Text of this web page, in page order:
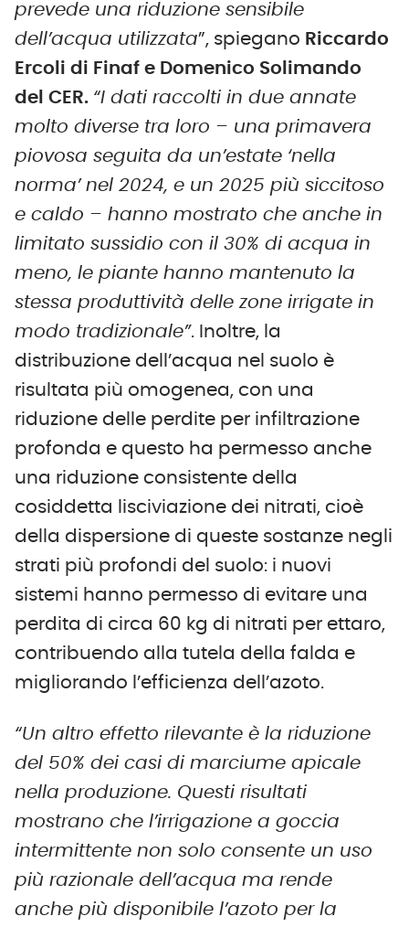
prevede una riduzione sensibile
dell’acqua utilizzata”, spiegano Riccardo
Ercoli di Finaf e Domenico Solimando
del CER. “I dati raccolti in due annate
molto diverse tra loro – una primavera
piovosa seguita da un’estate ‘nella
norma’ nel 2024, e un 2025 più siccitoso
e caldo – hanno mostrato che anche in
limitato sussidio con il 30% di acqua in
meno, le piante hanno mantenuto la
stessa produttività delle zone irrigate in
modo tradizionale”. Inoltre, la
distribuzione dell’acqua nel suolo è
risultata più omogenea, con una
riduzione delle perdite per infiltrazione
profonda e questo ha permesso anche
una riduzione consistente della
cosiddetta lisciviazione dei nitrati, cioè
della dispersione di queste sostanze negli
strati più profondi del suolo: i nuovi
sistemi hanno permesso di evitare una
perdita di circa 60 kg di nitrati per ettaro,
contribuendo alla tutela della falda e
migliorando l’efficienza dell’azoto.
“Un altro effetto rilevante è la riduzione
del 50% dei casi di marciume apicale
nella produzione. Questi risultati
mostrano che l’irrigazione a goccia
intermittente non solo consente un uso
più razionale dell’acqua ma rende
anche più disponibile l’azoto per la